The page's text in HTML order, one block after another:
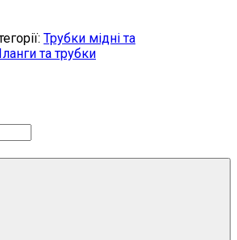
Трубки мідні та
та трубки